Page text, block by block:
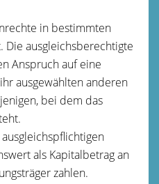
in bestimmten
Die ausgleichsberechtigte
Anspruch auf eine
ausgewählten anderen
bei dem das
als Kapitalbetrag an
zahlen.